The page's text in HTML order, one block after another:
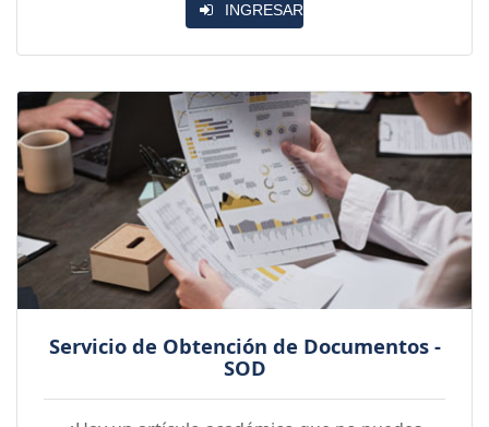
INGRESAR
Servicio de Obtención de Documentos -
SOD